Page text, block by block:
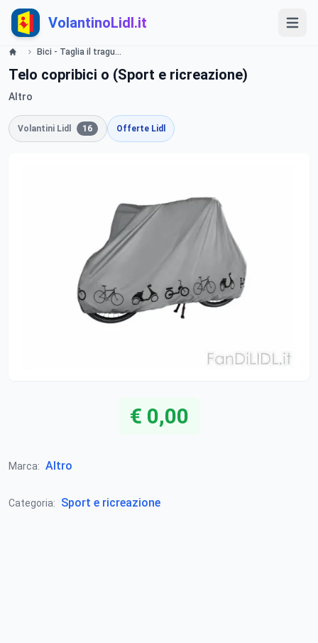
VolantinoLidl.it
Bici - Taglia il traguardo con Lidl Volantino valide dal 3 settembre 2015 Lidl
Telo copribici o (Sport e ricreazione)
Altro
Volantini Lidl 16 Offerte Lidl
€ 0,00
Marca: Altro
Categoria: Sport e ricreazione